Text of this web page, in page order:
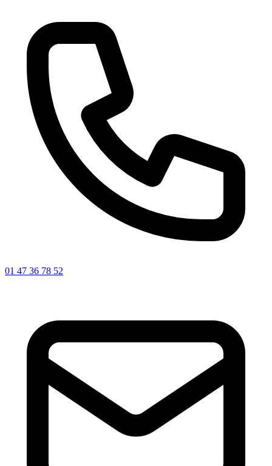
01 47 36 78 52